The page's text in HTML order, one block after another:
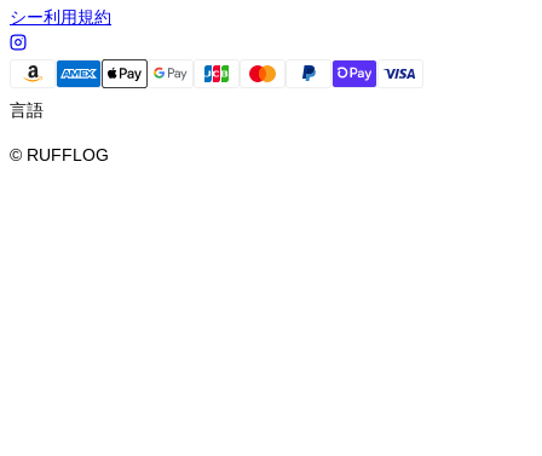
シー利用規約
言語
© RUFFLOG